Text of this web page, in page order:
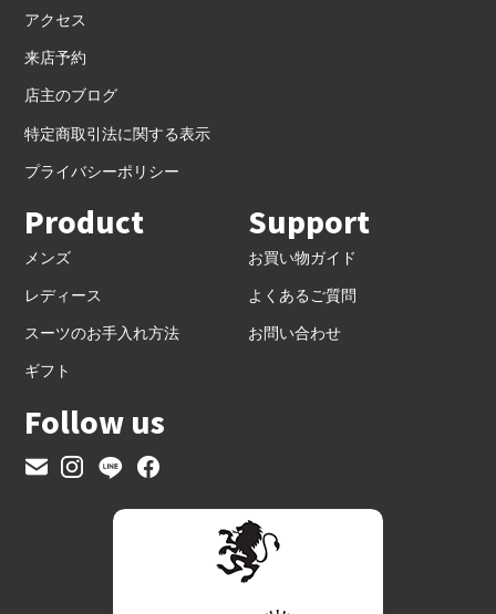
アクセス
来店予約
店主のブログ
特定商取引法に関する表示
プライバシーポリシー
Product
メンズ
レディース
スーツのお手入れ方法
ギフト
Support
お買い物ガイド
よくあるご質問
お問い合わせ
Follow us